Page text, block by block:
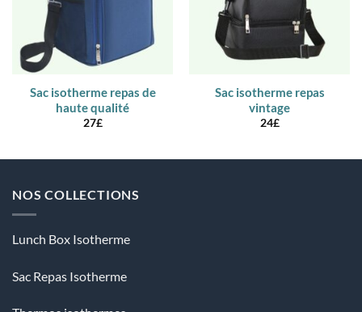
Sac isotherme repas de
haute qualité
27£
Sac isotherme repas
vintage
24£
NOS COLLECTIONS
Lunch Box Isotherme
Sac Repas Isotherme